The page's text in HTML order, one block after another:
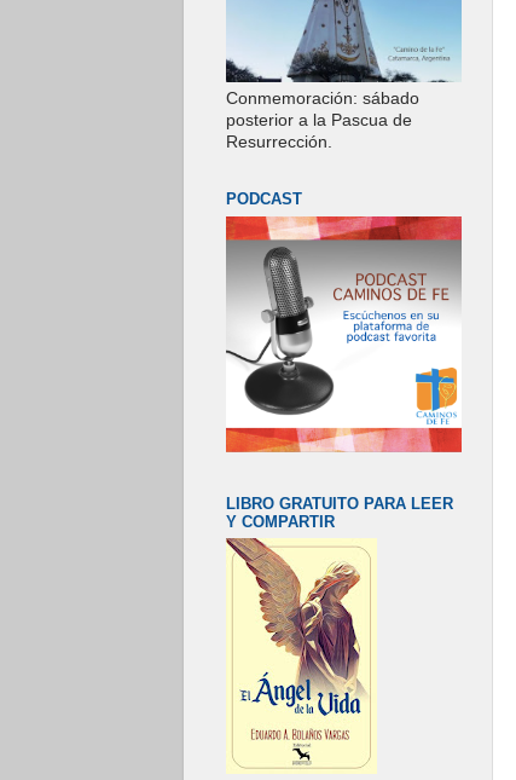
Conmemoración: sábado
posterior a la Pascua de
Resurrección.
PODCAST
LIBRO GRATUITO PARA LEER
Y COMPARTIR